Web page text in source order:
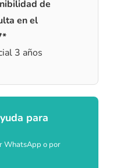
de
en el
3 años
para
WhatsApp o por